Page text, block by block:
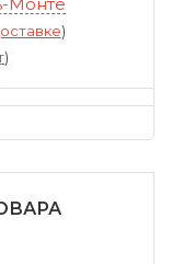
)
)